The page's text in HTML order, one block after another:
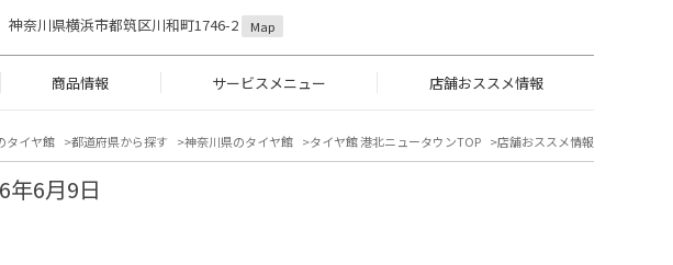
奈川県横浜市都筑区川和町1746-2 Map
商品情報 サービスメニュー 店舗おススメ情報
タイヤ館 都道府県から探す 神奈川県のタイヤ館 タイヤ館 港北ニュータウンTOP 店舗おススメ情報
年6月9日